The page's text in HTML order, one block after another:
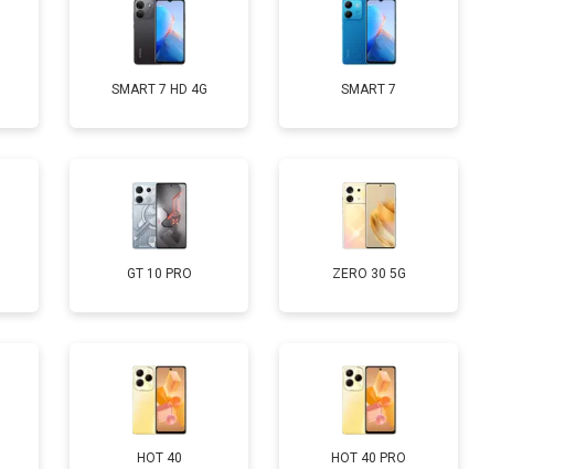
от 2700 ₽
от 1750 ₽ Заказать
от 3200 ₽ Заказать
SMART 7 HD 4G SMART 7
GT 10 PRO ZERO 30 5G
HOT 40 HOT 40 PRO